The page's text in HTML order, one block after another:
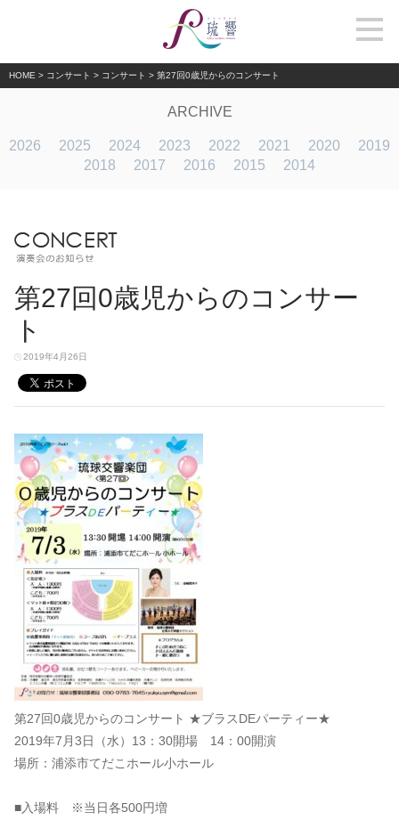
HOME > コンサート > コンサート > 第27回0歳児からのコンサート
ARCHIVE
2026 2025 2024 2023 2022 2021 2020
2019
2018
2017 2016 2015 2014
第27回0歳児からのコンサー
ト
2019年4月26日
第27回0歳児からのコンサート ★ブラスDEパーティー★
2019年7月3日（水）13：30開場 14：00開演
場所：浦添市てだこホール小ホール
■入場料 ※当日各500円増